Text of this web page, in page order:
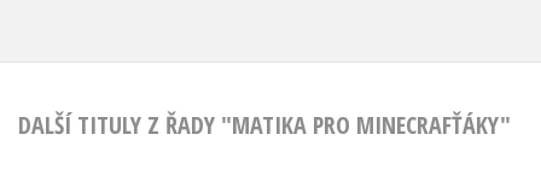
DALŠÍ TITULY Z ŘADY "MATIKA PRO MINECRAFŤÁKY"